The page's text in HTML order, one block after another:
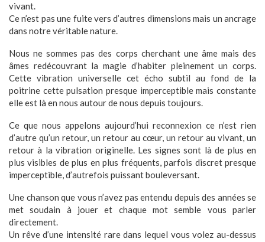
vivant.
Ce n’est pas une fuite vers d’autres dimensions mais un ancrage
dans notre véritable nature.
Nous ne sommes pas des corps cherchant une âme mais des
âmes redécouvrant la magie d’habiter pleinement un corps.
Cette vibration universelle cet écho subtil au fond de la
poitrine cette pulsation presque imperceptible mais constante
elle est là en nous autour de nous depuis toujours.
Ce que nous appelons aujourd’hui reconnexion ce n’est rien
d’autre qu’un retour, un retour au cœur, un retour au vivant, un
retour à la vibration originelle. Les signes sont là de plus en
plus visibles de plus en plus fréquents, parfois discret presque
imperceptible, d’autrefois puissant bouleversant.
Une chanson que vous n’avez pas entendu depuis des années se
met soudain à jouer et chaque mot semble vous parler
directement.
Un rêve d’une intensité rare dans lequel vous volez au-dessus